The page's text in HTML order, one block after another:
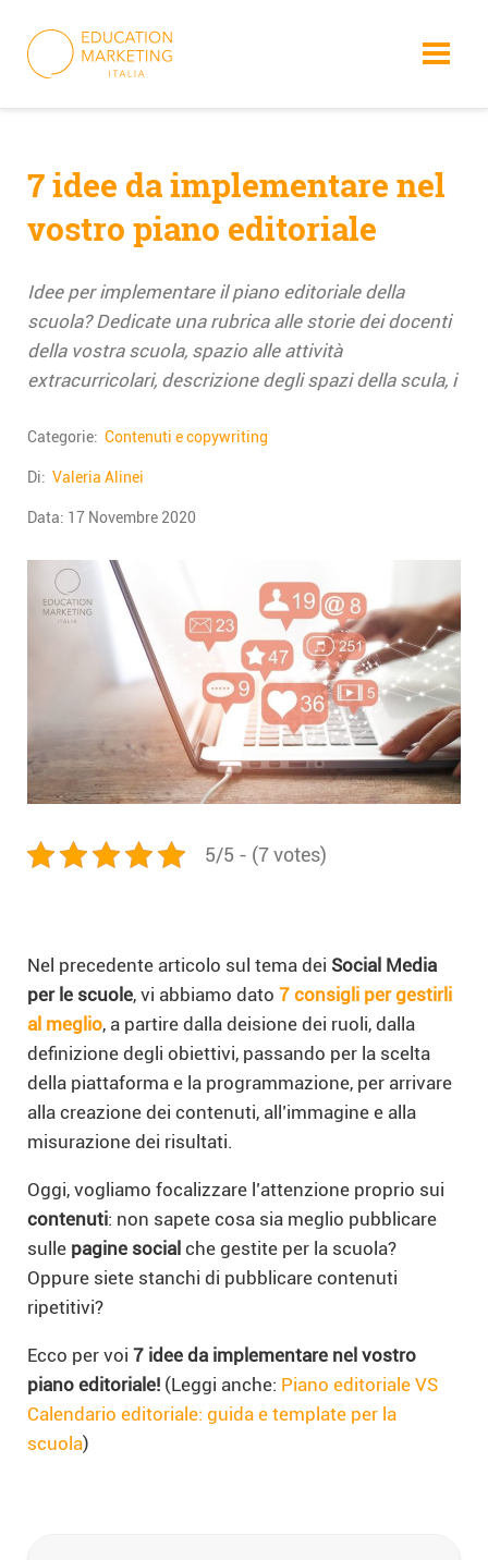
content
7 idee da implementare nel
vostro piano editoriale
Idee per implementare il piano editoriale della
scuola? Dedicate una rubrica alle storie dei docenti
della vostra scuola, spazio alle attività
extracurricolari, descrizione degli spazi della scula, i
Categorie: Contenuti e copywriting
Di: Valeria Alinei
Data: 17 Novembre 2020
5/5 - (7 votes)
Nel precedente articolo sul tema dei Social Media
per le scuole, vi abbiamo dato 7 consigli per gestirli
al meglio, a partire dalla deisione dei ruoli, dalla
definizione degli obiettivi, passando per la scelta
della piattaforma e la programmazione, per arrivare
alla creazione dei contenuti, all’immagine e alla
misurazione dei risultati.
Oggi, vogliamo focalizzare l’attenzione proprio sui
contenuti: non sapete cosa sia meglio pubblicare
sulle pagine social che gestite per la scuola?
Oppure siete stanchi di pubblicare contenuti
ripetitivi?
Ecco per voi 7 idee da implementare nel vostro
piano editoriale! (Leggi anche: Piano editoriale VS
Calendario editoriale: guida e template per la
scuola)